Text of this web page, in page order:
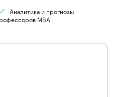
Аналитика и прогнозы
MBA